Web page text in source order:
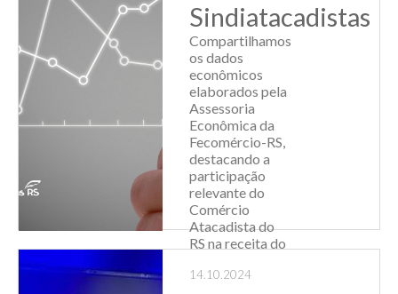
São Rafael, com
sucesso de público
para assistir à
palestra "Atitude e
mente de...
Leia Mais
Sindiatacadistas
Compartilhamos
os dados
econômicos
elaborados pela
Assessoria
Econômica da
Fecomércio-RS,
destacando a
participação
relevante do
Comércio
Atacadista do
RS na receita do
e ace...
14.10.2024